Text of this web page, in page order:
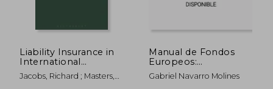
Liability Insurance in
International
Arbitration: The
Bermuda Form (en
Jacobs, Richard ; Masters,
Manual de Fondos
Europeos:
Programacion,
Gestion, Control y
Gabriel Navarro Molines